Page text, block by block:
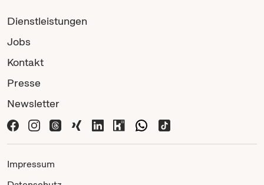
Dienstleistungen
Jobs
Kontakt
Presse
Newsletter
Impressum